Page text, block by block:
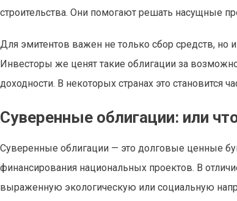
строительства. Они помогают решать насущные
Для эмитентов важен не только сбор средств, но
Инвесторы же ценят такие облигации за
доходности. В некоторых странах это становится
Суверенные облигации: или
Суверенные облигации — это долговые ценные
финансирования национальных проектов. В
выраженную экологическую или социальную